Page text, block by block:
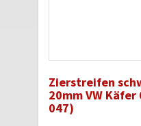
Zierstreifen
20mm VW
047)